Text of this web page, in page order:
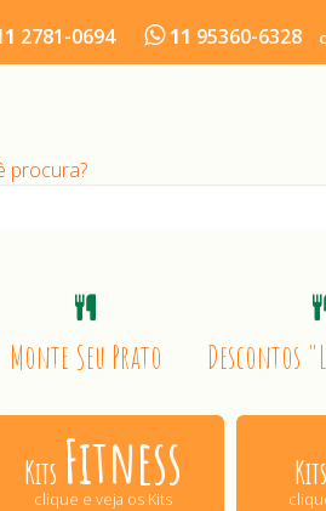
2781-0694 11 95360-6328
procura?
Monte Seu Prato Descontos
Kits Fitness
clique e veja os Kits
Kits